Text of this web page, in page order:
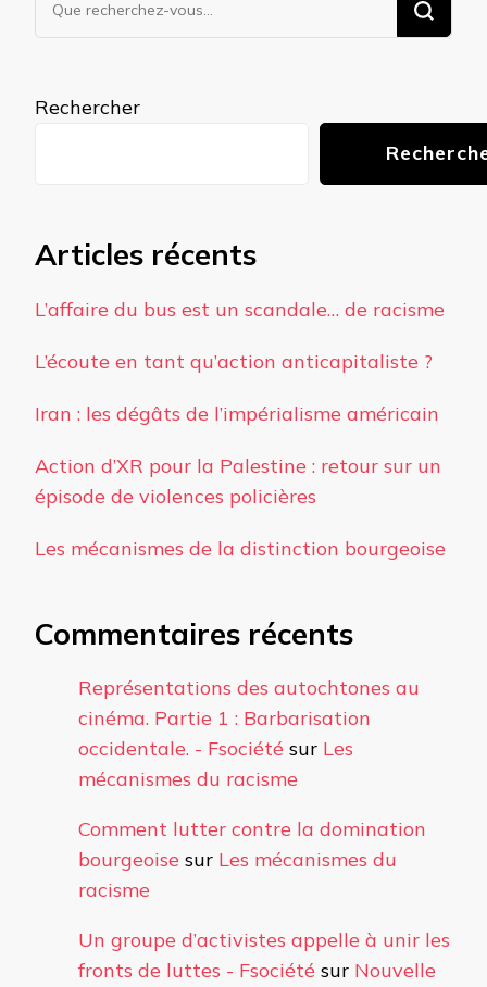
recherchiez
Rechercher
Articles récents
L’affaire du bus est un scandale… de racisme
L’écoute en tant qu’action anticapitaliste ?
Iran : les dégâts de l’impérialisme américain
Action d’XR pour la Palestine : retour sur un
épisode de violences policières
Les mécanismes de la distinction bourgeoise
Commentaires récents
Représentations des autochtones au
cinéma. Partie 1 : Barbarisation
occidentale. - Fsociété sur Les
mécanismes du racisme
Comment lutter contre la domination
bourgeoise sur Les mécanismes du
racisme
Un groupe d’activistes appelle à unir les
fronts de luttes - Fsociété sur Nouvelle